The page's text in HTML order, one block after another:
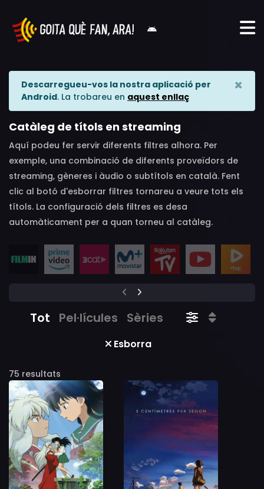
Descarregueu-vos la nostra aplicació per
Android. La trobareu en aquest enllaç
×
Catàleg de títols en streaming
Aquí podeu fer servir diferents filtres alhora. Per
exemple, una combinació de diferents proveïdors de
streaming, gèneres i àudio o subtítols en català. Fent
clic al botó d'esborrar filtres tornareu a veure tots els
títols. La configuració dels filtres es desa
automàticament per a quan torneu al catàleg.
Tot Pel·lícules Sèries
Esborra
75 resultats